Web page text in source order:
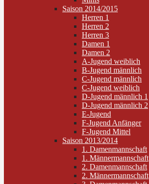
Saison 2014/2015
Herren 1
Herren 2
Herren 3
Damen 1
Damen 2
A-Jugend weiblich
B-Jugend männlich
C-Jugend männlich
C-Jugend weiblich
D-Jugend männlich 1
D-Jugend männlich 2
E-Jugend
F-Jugend Anfänger
F-Jugend Mittel
Saison 2013/2014
1. Damenmannschaft
1. Männermannschaft
2. Damenmannschaft
2. Männermannschaft